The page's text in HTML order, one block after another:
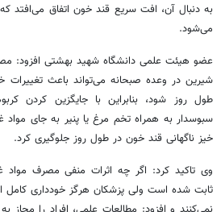
به دنبال آن، افت سریع قند خون اتفاق می‌افتد
می‌شود.
عضو هیئت علمی دانشگاه شهید بهشتی افزود:
شیرین در وعده صبحانه می‌تواند باعث تغییرات
طول روز شود، بنابراین با جایگزین کردن
سبوسدار به همراه تخم مرغ یا پنیر به جای
خیز ناگهانی قند خون در طول روز جلوگیری کرد.
وی تاکید کرد: اگر چه اثرات منفی مصرف مواد
ثابت شده است ولی پزشکان هرگز خودداری کامل